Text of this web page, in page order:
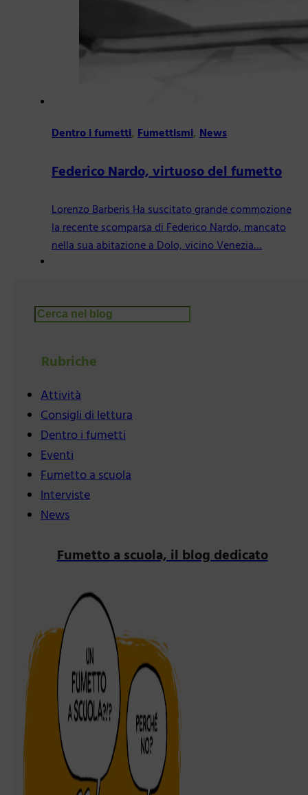
Dentro i fumetti,Fumettismi,News
Federico Nardo, virtuoso del fumetto
Lorenzo Barberis Ha suscitato grande commozione
la recente scomparsa di Federico Nardo, mancato
nella sua abitazione a Dolo, vicino Venezia…
Cerca
Rubriche
Attività
Consigli di lettura
Dentro i fumetti
Eventi
Fumetto a scuola
Interviste
News
Fumetto a scuola, il blog dedicato